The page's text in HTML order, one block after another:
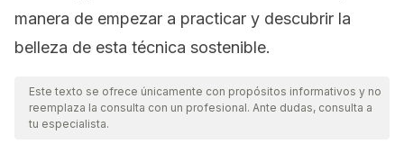
manera de empezar a practicar y descubrir la
belleza de esta técnica sostenible.
Este texto se ofrece únicamente con propósitos informativos y no
reemplaza la consulta con un profesional. Ante dudas, consulta a
tu especialista.